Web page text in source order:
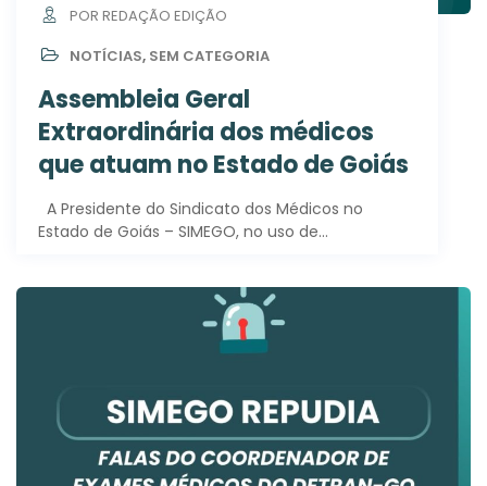
POR REDAÇÃO EDIÇÃO
NOTÍCIAS, SEM CATEGORIA
Assembleia Geral
Extraordinária dos médicos
que atuam no Estado de Goiás
A Presidente do Sindicato dos Médicos no
Estado de Goiás – SIMEGO, no uso de…